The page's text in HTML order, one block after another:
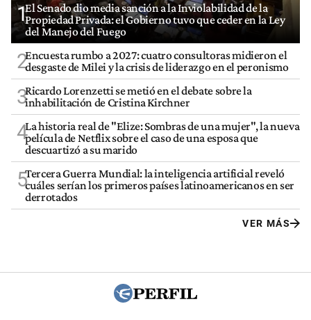
1El Senado dio media sanción a la Inviolabilidad de la
Propiedad Privada: el Gobierno tuvo que ceder en la Ley
del Manejo del Fuego
2Encuesta rumbo a 2027: cuatro consultoras midieron el
desgaste de Milei y la crisis de liderazgo en el peronismo
3Ricardo Lorenzetti se metió en el debate sobre la
inhabilitación de Cristina Kirchner
4La historia real de "Elize: Sombras de una mujer", la nueva
película de Netflix sobre el caso de una esposa que
descuartizó a su marido
5Tercera Guerra Mundial: la inteligencia artificial reveló
cuáles serían los primeros países latinoamericanos en ser
derrotados
VER MÁS